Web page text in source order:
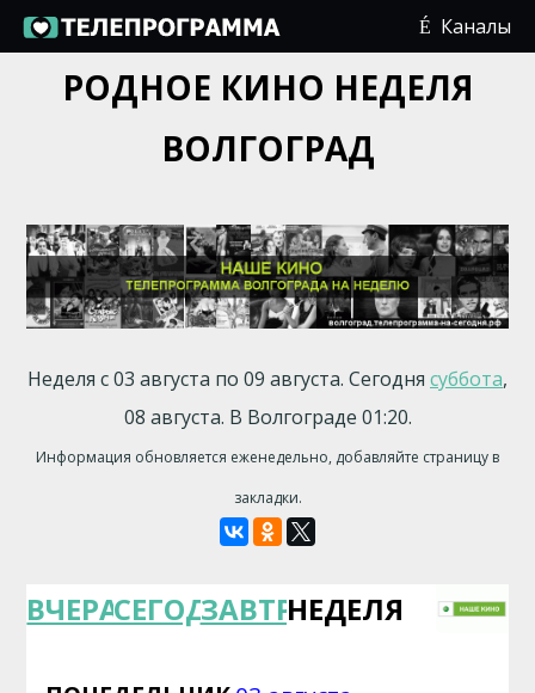
Каналы
РОДНОЕ КИНО НЕДЕЛЯ
ВОЛГОГРАД
Неделя с 03 августа по 09 августа. Сегодня суббота,
08 августа. В Волгограде 01:20.
Информация обновляется еженедельно, добавляйте страницу в
закладки.
ВЧЕРАСЕГОДНЯЗАВТРАНЕДЕЛЯ